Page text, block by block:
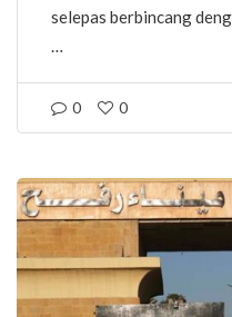
selepas berbincang
…
0 0